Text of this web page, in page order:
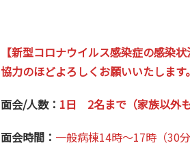
【新型コロナウイルス感染症の感染
協力のほどよろしくお願いいたします
面会/人数： 1日 2名まで（家族以外も
面会時間： 一般病棟14時～17時（30